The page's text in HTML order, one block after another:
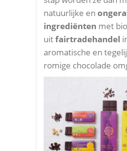
natuurlijke en
ingrediënten met
uitfairtradehandel
aromatische en
romige chocolade